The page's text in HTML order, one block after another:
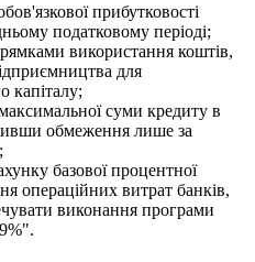
прибутковості
податковому періоді;
використання коштів,
для
капіталу;
суми кредиту в
обмеження лише за
базової процентної
операційних витрат банків,
виконання програми